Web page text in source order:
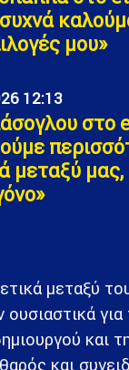
μου»
12:13
στο
μεταξύ μας,
μεταξύ
για
και
και